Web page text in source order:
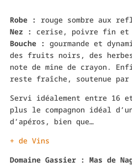
Robe : rouge sombre aux
Nez :
cerise, poivre fin et
Bouche : gourmande et
des fruits noirs, des
note de mine de crayon.
reste fraîche, soutenue
Servi idéalement entre 16
plus le compagnon idéal
d’apéros, bien que…
+ de Vins
Domaine Gassier : Mas de